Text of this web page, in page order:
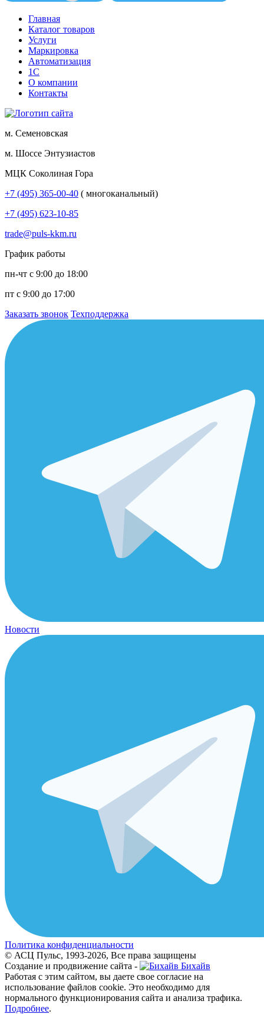
Главная
Каталог товаров
Услуги
Маркировка
Автоматизация
1С
О компании
Контакты
м. Семеновская
м. Шоссе Энтузиастов
МЦК Соколиная Гора
+7 (495) 365-00-40 ( многоканальный)
+7 (495) 623-10-85
trade@puls-kkm.ru
График работы
пн-чт с 9:00 до 18:00
пт с 9:00 до 17:00
Заказать звонок Техподдержка
Новости
Политика конфиденциальности
© АСЦ Пульс, 1993-2026, Все права защищены
Создание и продвижение сайта -
Бихайв
Работая с этим сайтом, вы даете свое согласие на
использование файлов cookie. Это необходимо для
нормального функционирования сайта и анализа трафика.
Подробнее.